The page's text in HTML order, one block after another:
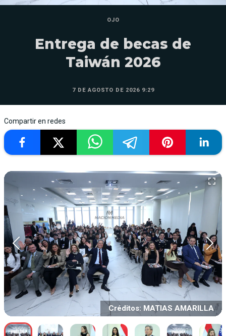
OJO
Entrega de becas de
Taiwán 2026
7 DE AGOSTO DE 2026 9:29
Compartir en redes
Créditos: MATIAS AMARILLA